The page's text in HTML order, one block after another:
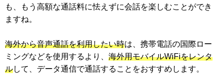
も、もう高額な通話料に怯えずに会話を楽しむことができ
ますね。
海外から音声通話を利用したい時は、携帯電話の国際ロー
ミングなどを使用するより、 海外用モバイルWiFiをレンタ
ルして、データ通信で通話することをおすすめします。